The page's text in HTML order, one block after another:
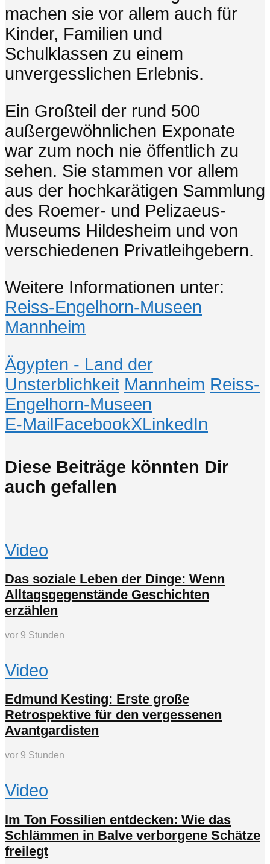
machen sie vor allem auch für
Kinder, Familien und
Schulklassen zu einem
unvergesslichen Erlebnis.
Ein Großteil der rund 500
außergewöhnlichen Exponate
war zum noch nie öffentlich zu
sehen. Sie stammen vor allem
aus der hochkarätigen Sammlung
des Roemer- und Pelizaeus-
Museums Hildesheim und von
verschiedenen Privatleihgebern.
Weitere Informationen unter:
Reiss-Engelhorn-Museen
Mannheim
Ägypten - Land der
Unsterblichkeit Mannheim Reiss-
Engelhorn-Museen
E-MailFacebookXLinkedIn
Diese Beiträge könnten Dir
auch gefallen
Video
Das soziale Leben der Dinge: Wenn
Alltagsgegenstände Geschichten
erzählen
vor 9 Stunden
Video
Edmund Kesting: Erste große
Retrospektive für den vergessenen
Avantgardisten
vor 9 Stunden
Video
Im Ton Fossilien entdecken: Wie das
Schlämmen in Balve verborgene Schätze
freilegt